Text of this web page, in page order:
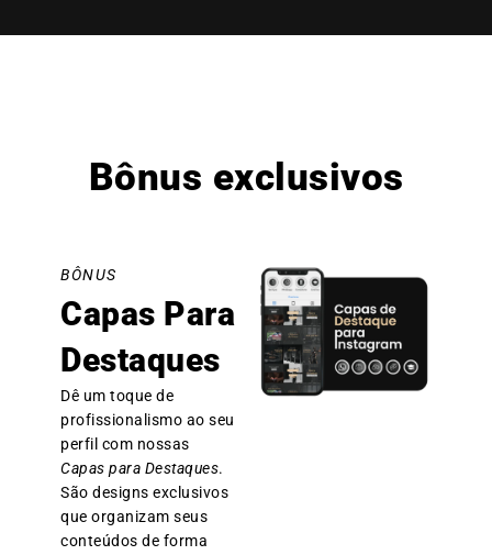
Bônus exclusivos
BÔNUS
Capas Para
Destaques
Dê um toque de
profissionalismo ao seu
perfil com nossas
Capas para Destaques.
São designs exclusivos
que organizam seus
conteúdos de forma